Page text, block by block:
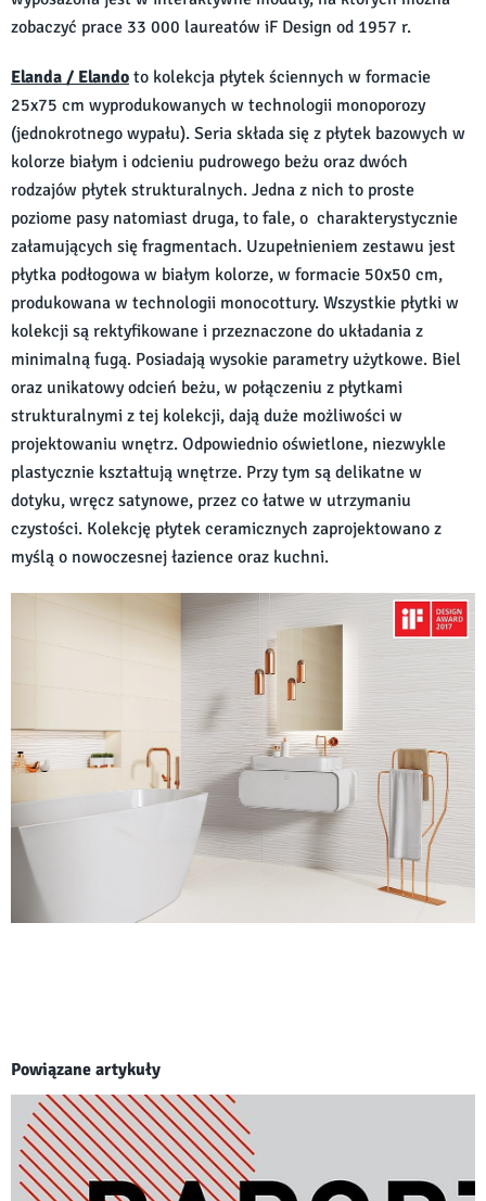
zobaczyć prace 33 000 laureatów iF Design od 1957 r.
Elanda / Elando to kolekcja płytek ściennych w formacie
25x75 cm wyprodukowanych w technologii monoporozy
(jednokrotnego wypału). Seria składa się z płytek bazowych w
kolorze białym i odcieniu pudrowego beżu oraz dwóch
rodzajów płytek strukturalnych. Jedna z nich to proste
poziome pasy natomiast druga, to fale, o charakterystycznie
załamujących się fragmentach. Uzupełnieniem zestawu jest
płytka podłogowa w białym kolorze, w formacie 50x50 cm,
produkowana w technologii monocottury. Wszystkie płytki w
kolekcji są rektyfikowane i przeznaczone do układania z
minimalną fugą. Posiadają wysokie parametry użytkowe. Biel
oraz unikatowy odcień beżu, w połączeniu z płytkami
strukturalnymi z tej kolekcji, dają duże możliwości w
projektowaniu wnętrz. Odpowiednio oświetlone, niezwykle
plastycznie kształtują wnętrze. Przy tym są delikatne w
dotyku, wręcz satynowe, przez co łatwe w utrzymaniu
czystości. Kolekcję płytek ceramicznych zaprojektowano z
myślą o nowoczesnej łazience oraz kuchni.
Powiązane artykuły